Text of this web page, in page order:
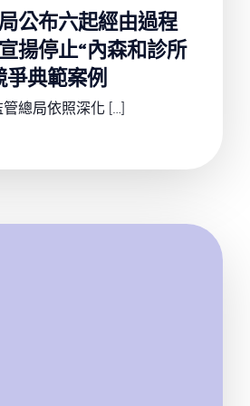
公布六起經由過程
揚停止“內森和診所
爭典範案例
總局依照深化 […]